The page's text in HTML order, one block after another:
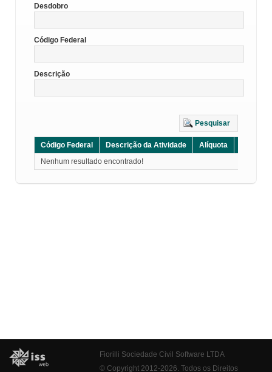
Desdobro
Código Federal
Descrição
Pesquisar
Código Federal Descrição da Atividade Alíquota
Nenhum resultado encontrado!
Fiorilli Sociedade Civil Software LTDA
© Copyright 2012-2026. Todos os Direitos